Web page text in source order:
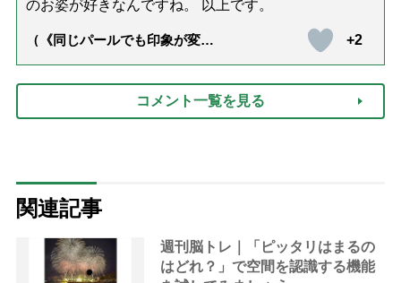
のお姿が好きなんですね。 以上です。
（《同じパールでも印象が変
の夏ネックレス」上品＆涼しげ
に見せる4つの法則）
+2
コメント一覧を見る
関連記事
週刊脳トレ｜「ピッタリはまるの
はどれ？」で空間を認識する機能